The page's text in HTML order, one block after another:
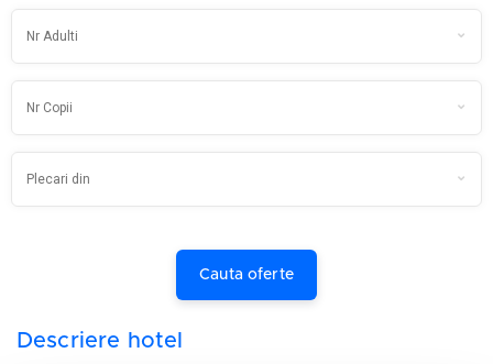
Cauta oferte
Descriere hotel